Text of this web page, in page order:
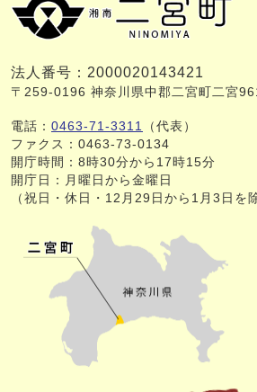
法人番号：2000020143421
〒259-0196 神奈川県中郡二宮町二宮
電話： 0463-71-3311
（代表）
ファクス：0463-73-0134
開庁時間：8時30分から17時15分
開庁日：月曜日から金曜日
（祝日・休日・12月29日から1月3日を